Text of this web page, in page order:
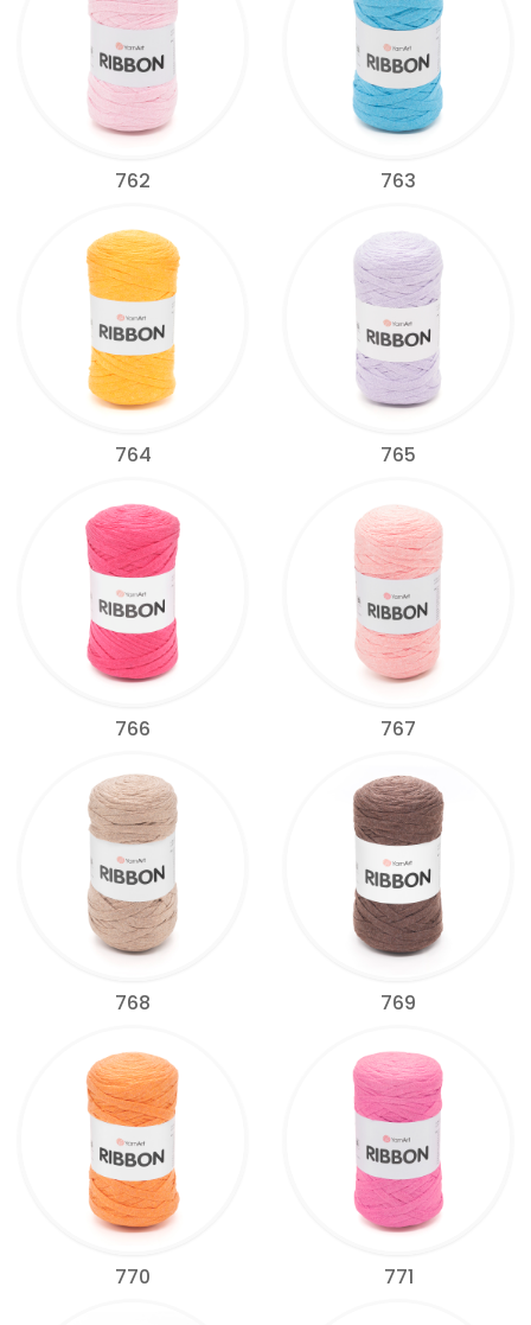
762 763
764 765
766 767
768 769
770 771